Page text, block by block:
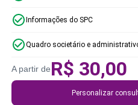
Informações do SPC
Quadro societário e
A partir deR$ 30,00
Personalizar